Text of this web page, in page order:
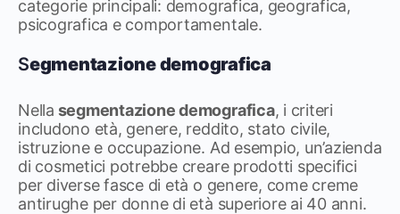
categorie principali: demografica, geografica,
psicografica e comportamentale.
Segmentazione demografica
Nella segmentazione demografica, i criteri
includono età, genere, reddito, stato civile,
istruzione e occupazione. Ad esempio, un’azienda
di cosmetici potrebbe creare prodotti specifici
per diverse fasce di età o genere, come creme
antirughe per donne di età superiore ai 40 anni.